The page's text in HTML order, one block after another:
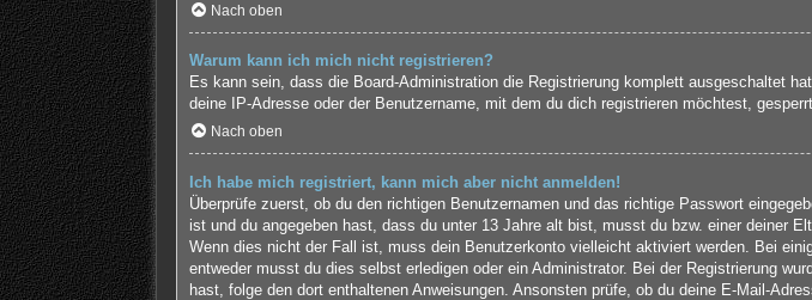
Nach oben
Warum kann ich mich nicht registrieren?
Es kann sein, dass die Board-Administration die Registrierung komplett ausgeschaltet
deine IP-Adresse oder der Benutzername, mit dem du dich registrieren möchtest,
Nach oben
Ich habe mich registriert, kann mich aber nicht anmelden!
Überprüfe zuerst, ob du den richtigen Benutzernamen und das richtige Passwort
ist und du angegeben hast, dass du unter 13 Jahre alt bist, musst du bzw. einer deiner
Wenn dies nicht der Fall ist, muss dein Benutzerkonto vielleicht aktiviert werden. Bei
entweder musst du dies selbst erledigen oder ein Administrator. Bei der Registrierung
hast, folge den dort enthaltenen Anweisungen. Ansonsten prüfe, ob du deine E-Mail-